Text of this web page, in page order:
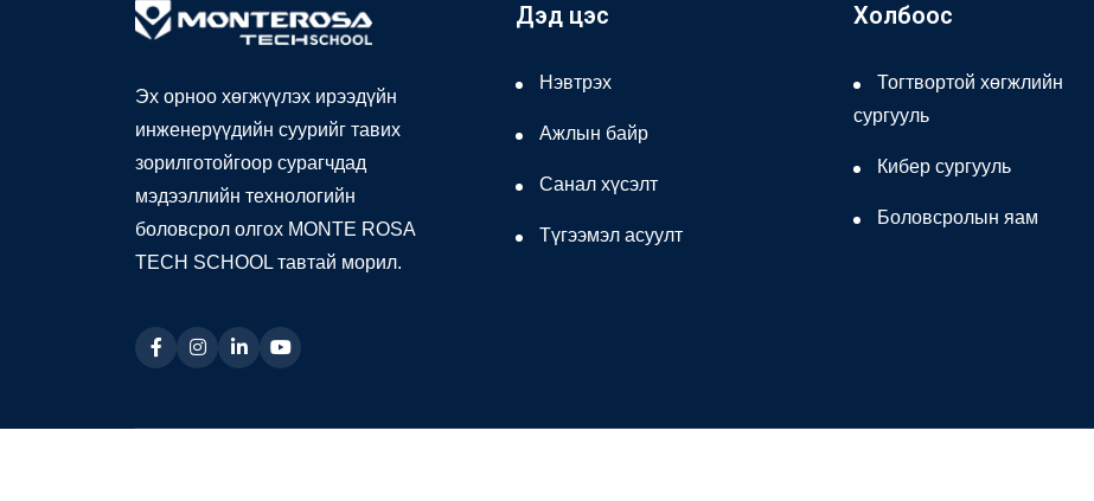
Эх орноо хөгжүүлэх ирээдүйн
инженерүүдийн суурийг тавих
зорилготойгоор сурагчдад
мэдээллийн технологийн
боловсрол олгох MONTE ROSA
TECH SCHOOL тавтай морил.
Дэд цэс
Нэвтрэх
Ажлын байр
Санал хүсэлт
Түгээмэл асуулт
Холбоос
Тогтвортой хөгжлийн
сургууль
Кибер сургууль
Боловсролын яам